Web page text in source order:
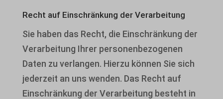
Recht auf Einschränkung der Verarbeitung
Sie haben das Recht, die Einschränkung der
Verarbeitung Ihrer personenbezogenen
Daten zu verlangen. Hierzu können Sie sich
jederzeit an uns wenden. Das Recht auf
Einschränkung der Verarbeitung besteht in